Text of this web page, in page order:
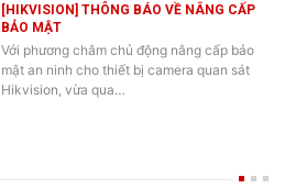
[HIKVISION] THÔNG BÁO VỀ NÂNG CẤP
BẢO MẬT
Với phương châm chủ động nâng cấp bảo
mật an ninh cho thiết bị camera quan sát
Hikvision, vừa qua…